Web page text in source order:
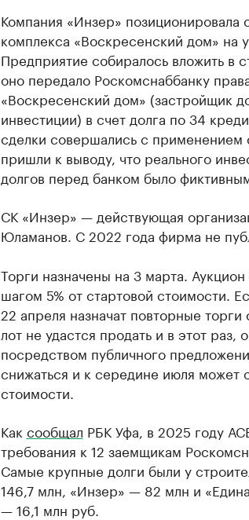
Компания «Инзер» позиционировала
комплекса «Воскресенский дом» на
Предприятие собиралось вложить в
оно передало Роскомснаббанку
«Воскресенский дом» (застройщик
инвестиции) в счет долга по 34
сделки совершались с применением
пришли к выводу, что реального
долгов перед банком было
СК «Инзер» — действующая
Юламанов. С 2022 года фирма не
Торги назначены на 3 марта.
шагом 5% от стартовой стоимости.
22 апреля назначат повторные
лот не удастся продать и в этот раз,
посредством публичного
снижаться и к середине июля может
стоимости.
Как сообщал РБК Уфа, в 2025 году
требования к 12 заемщикам
Самые крупные долги были у
146,7 млн, «Инзер» — 82 млн и
— 16,1 млн руб.